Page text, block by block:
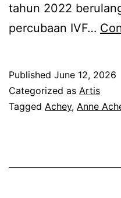
tahun 2022
percubaan IVF…
Published June 12, 2026
Categorized as Artis
Tagged Achey, Anne